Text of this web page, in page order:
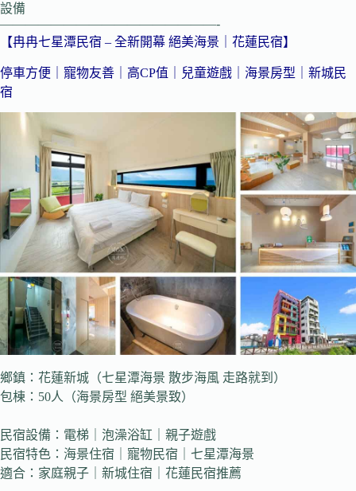
設備
—————————————————-
【冉冉七星潭民宿 – 全新開幕 絕美海景｜花蓮民宿】
停車方便｜寵物友善｜高CP值｜兒童遊戲｜海景房型｜新城民
宿
鄉鎮：花蓮新城（七星潭海景 散步海風 走路就到）
包棟：50人（海景房型 絕美景致）
民宿設備：電梯｜泡澡浴缸｜親子遊戲
民宿特色：海景住宿｜寵物民宿｜七星潭海景
適合：家庭親子｜新城住宿｜花蓮民宿推薦